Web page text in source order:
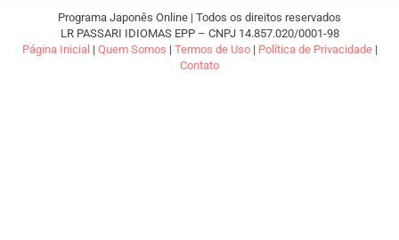
Programa Japonês Online | Todos os direitos reservados
LR PASSARI IDIOMAS EPP – CNPJ 14.857.020/0001-98
Página Inicial | Quem Somos | Termos de Uso| Política de Privacidade|
Contato